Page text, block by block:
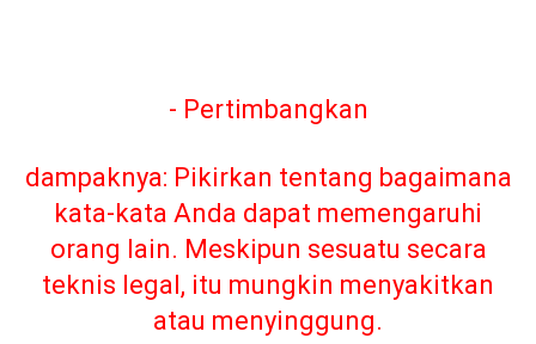
- Pertimbangkan
dampaknya: Pikirkan tentang bagaimana
kata-kata Anda dapat memengaruhi
orang lain. Meskipun sesuatu secara
teknis legal, itu mungkin menyakitkan
atau menyinggung.